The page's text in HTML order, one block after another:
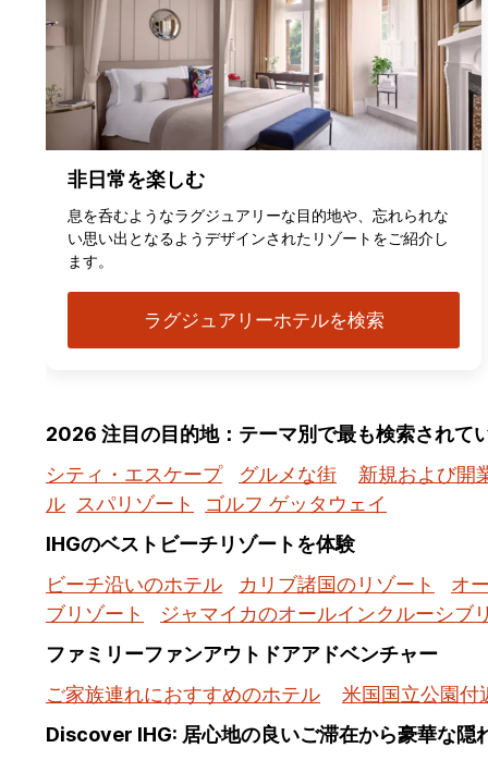
非日常を楽しむ
息を呑むようなラグジュアリーな目的地や、忘れられな
い思い出となるようデザインされたリゾートをご紹介し
ます。
ラグジュアリーホテルを検索
2026 注目の目的地：テーマ別で最も検索されて
シティ・エスケープ
グルメな街
新規および開
ル
スパリゾート
ゴルフ ゲッタウェイ
IHGのベストビーチリゾートを体験
ビーチ沿いのホテル
カリブ諸国のリゾート
オ
ブリゾート
ジャマイカのオールインクルーシブ
ファミリーファンアウトドアアドベンチャー
ご家族連れにおすすめのホテル
米国国立公園付
Discover IHG: 居心地の良いご滞在から豪華な隠